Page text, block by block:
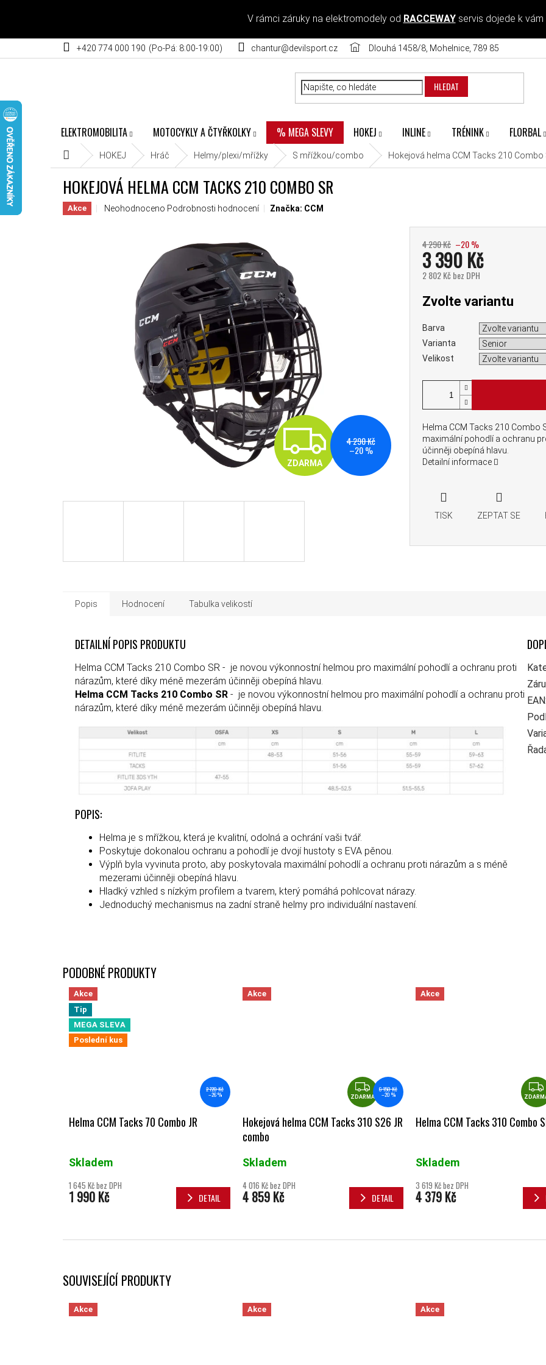
V rámci záruky na elektromodely od RACCEWAYservis dojede k vám
+420 774 000 190 chantur@devilsport.cz Dlouhá 1458/8, Mohelnice, 789 85
HLEDAT
ELEKTROMOBILITA MOTOCYKLY A ČTYŘKOLKY % MEGA SLEVY HOKEJ INLINE TRÉNINK FLORBAL
Domů HOKEJ Hráč Helmy/plexi/mřížky S mřížkou/combo Hokejová helma CCM Tacks 210 Combo
HOKEJOVÁ HELMA CCM TACKS 210 COMBO SR
Akce Průměrné hodnocení produktu je 0,0 z 5 hvězdiček.
Neohodnoceno Podrobnosti hodnocení Značka: CCM
ZDARMA
ZDARMA
4 290 Kč
–20 %
4 290 Kč –20 %
3 390 Kč
2 802 Kč bez DPH
Zvolte variantu
Barva
Varianta
Velikost
Helma CCM Tacks 210
maximální pohodlí a ochranu
účinněji obepíná hlavu.
Detailní informace
TISK ZEPTAT SE
SOUVISEJÍCÍ PRODUKTY
Akce Akce Akce
Popis Hodnocení Tabulka velikostí
DETAILNÍ POPIS PRODUKTU
Helma CCM Tacks 210 Combo SR - je novou výkonnostní helmou pro maximální pohodlí a ochranu proti
nárazům, které díky méně mezerám účinněji obepíná hlavu.
Helma CCM Tacks 210 Combo SR - je novou výkonnostní helmou pro maximální pohodlí a ochranu proti
nárazům, které díky méně mezerám účinněji obepíná hlavu.
POPIS:
Helma je s mřížkou, která je kvalitní, odolná a ochrání vaši tvář.
Poskytuje dokonalou ochranu a pohodlí je dvojí hustoty s EVA pěnou.
Výplň byla vyvinuta proto, aby poskytovala maximální pohodlí a ochranu proti nárazům a s méně
mezerami účinněji obepíná hlavu.
Hladký vzhled s nízkým profilem a tvarem, který pomáhá pohlcovat nárazy.
Jednoduchý mechanismus na zadní straně helmy pro individuální nastavení.
EAN:
Akce
Tip
MEGA SLEVA
Poslední kus
2 720 Kč
–26 %
Helma CCM Tacks 70 Combo JR
Skladem
1 645 Kč bez DPH
1 990 Kč DETAIL
Akce
ZDARMA
ZDARMA
6 150 Kč
–20 %
Hokejová helma CCM Tacks 310 S26 JR
combo
Skladem
4 016 Kč bez DPH
4 859 Kč DETAIL
Akce
Helma CCM Tacks 310 Combo
Skladem
3 619 Kč bez DPH
4 379 Kč